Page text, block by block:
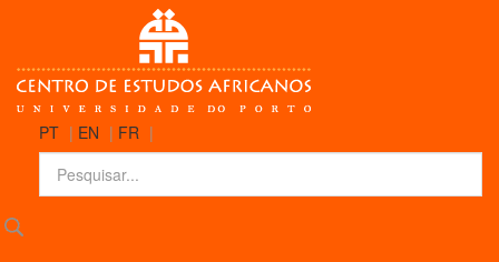
PT | EN | FR |